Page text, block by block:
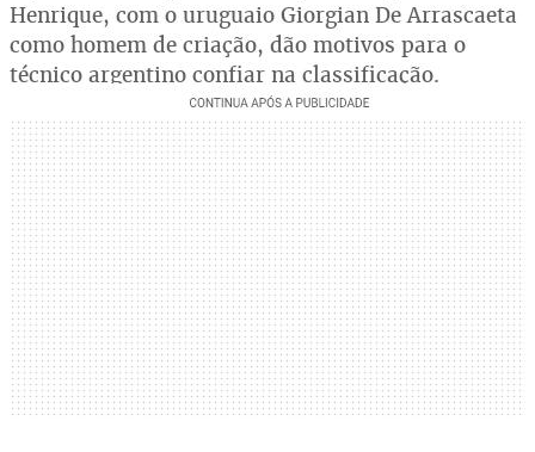
Henrique, com o uruguaio Giorgian De Arrascaeta
como homem de criação, dão motivos para o
técnico argentino confiar na classificação.